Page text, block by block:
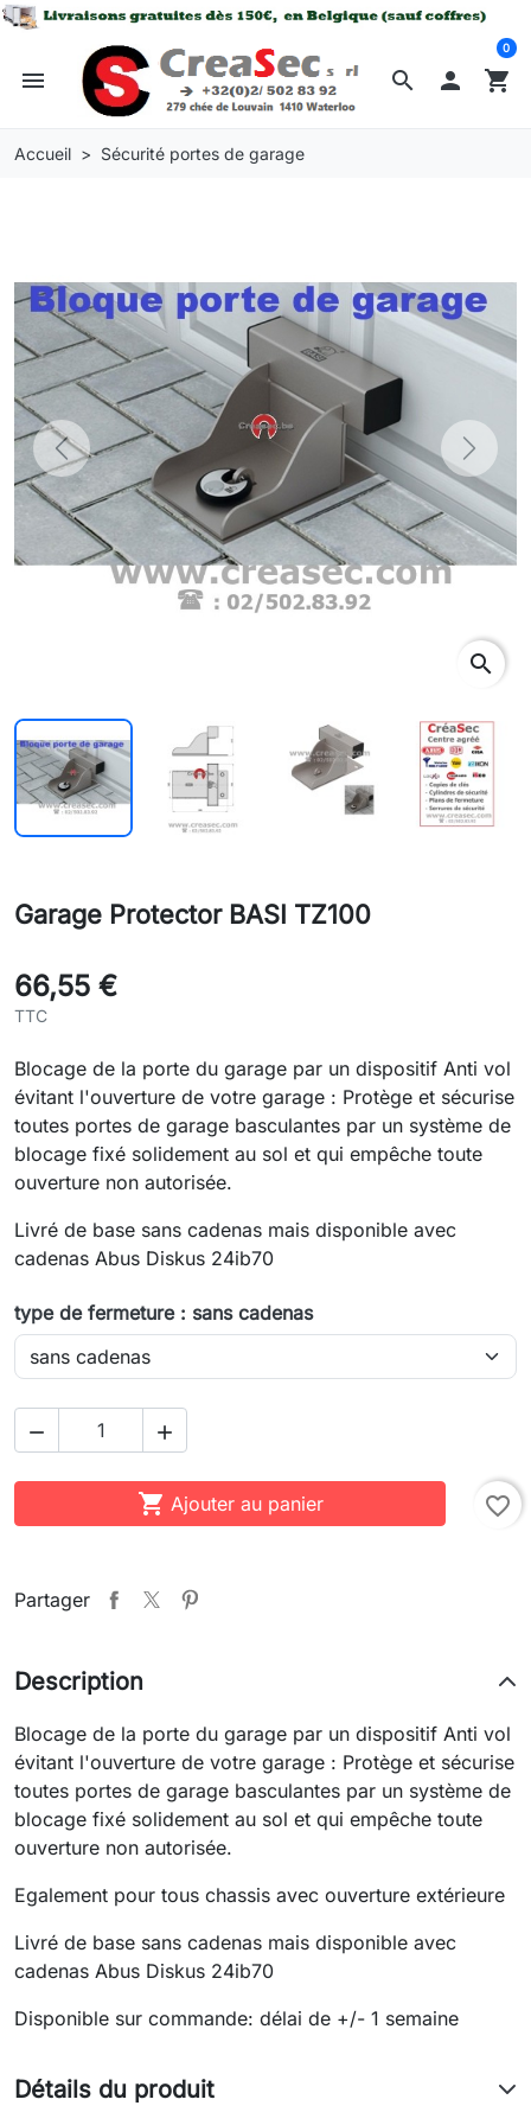
search
menu  shopping_cart
0
Accueil Sécurité portes de garage
Previous Next
search
Garage Protector BASI TZ100
66,55 €
TTC
Blocage de la porte du garage par un dispositif Anti vol
évitant l'ouverture de votre garage : Protège et sécurise
toutes portes de garage basculantes par un système de
blocage fixé solidement au sol et qui empêche toute
ouverture non autorisée.
Livré de base sans cadenas mais disponible avec
cadenas Abus Diskus 24ib70
type de fermeture : sans cadenas
 
 Ajouter au panier favorite_border
Partager
Description
Blocage de la porte du garage par un dispositif Anti vol
évitant l'ouverture de votre garage : Protège et sécurise
toutes portes de garage basculantes par un système de
blocage fixé solidement au sol et qui empêche toute
ouverture non autorisée.
Egalement pour tous chassis avec ouverture extérieure
Livré de base sans cadenas mais disponible avec
cadenas Abus Diskus 24ib70
Disponible sur commande: délai de +/- 1 semaine
Détails du produit